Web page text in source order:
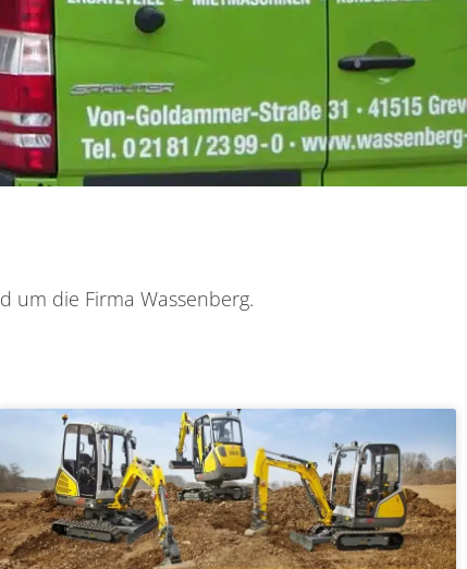
um die Firma Wassenberg.